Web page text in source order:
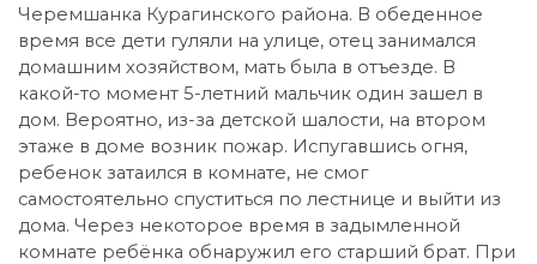
Черемшанка Курагинского района. В обеденное
время все дети гуляли на улице, отец занимался
домашним хозяйством, мать была в отъезде. В
какой-то момент 5-летний мальчик один зашел в
дом. Вероятно, из-за детской шалости, на втором
этаже в доме возник пожар. Испугавшись огня,
ребенок затаился в комнате, не смог
самостоятельно спуститься по лестнице и выйти из
дома. Через некоторое время в задымленной
комнате ребёнка обнаружил его старший брат. При